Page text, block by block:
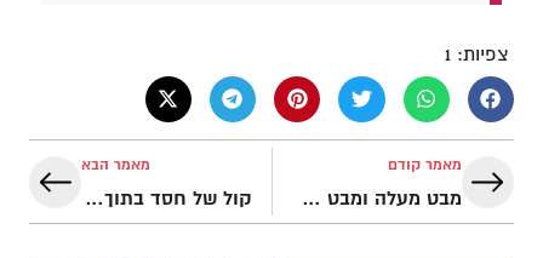
צפיות: 1
מאמר קודם
מבט מעלה ומבט מטה: הדרך להכיר את אלוהים
מאמר הבא
קול של חסד בתוך סערה